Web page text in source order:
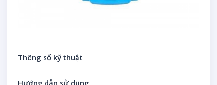
Thông số kỹ thuật
Hướng dẫn sử dụng